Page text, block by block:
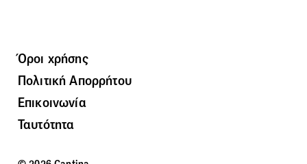
Όροι χρήσης
Πολιτική Απορρήτου
Επικοινωνία
Ταυτότητα